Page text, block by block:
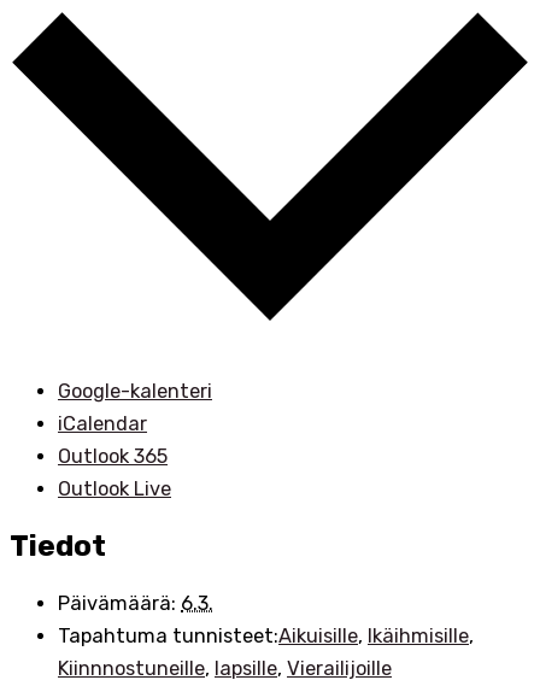
Google-kalenteri
iCalendar
Outlook 365
Outlook Live
Tiedot
Päivämäärä: 6.3.
Tapahtuma tunnisteet:Aikuisille, Ikäihmisille,
Kiinnnostuneille, lapsille, Vierailijoille